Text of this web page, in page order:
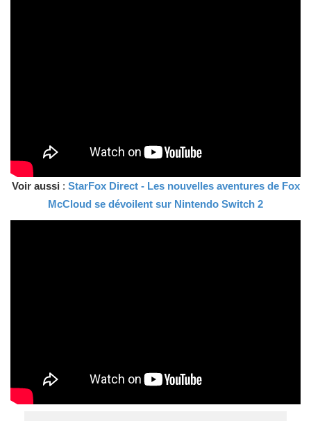
Voir aussi : StarFox Direct - Les nouvelles aventures de Fox
McCloud se dévoilent sur Nintendo Switch 2